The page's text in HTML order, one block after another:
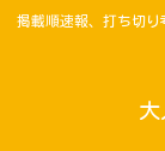
掲載順速報、打ち切
大